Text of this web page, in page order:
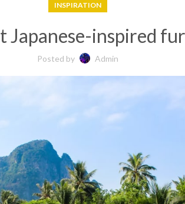
INSPIRATION
Japanese-inspired
Posted by Admin